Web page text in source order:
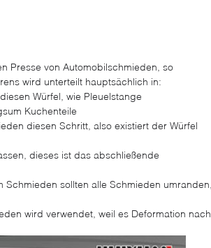
Presse von Automobilschmieden, so
wird unterteilt hauptsächlich in:
Würfel, wie Pleuelstange
Kuchenteile
diesen Schritt, also existiert der Würfel
dieses ist das abschließende
sollten alle Schmieden umranden,
wird verwendet, weil es Deformation nach